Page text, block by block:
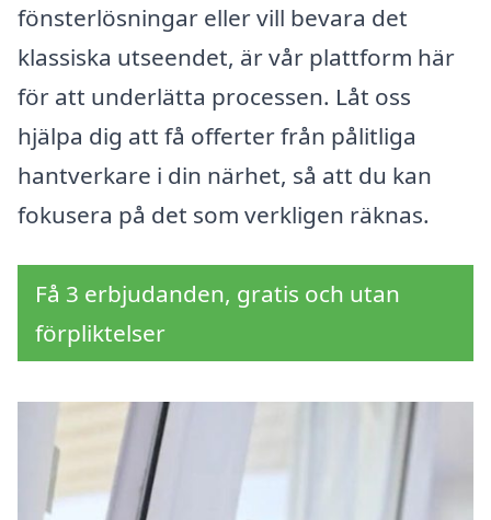
fönsterlösningar eller vill bevara det
klassiska utseendet, är vår plattform här
för att underlätta processen. Låt oss
hjälpa dig att få offerter från pålitliga
hantverkare i din närhet, så att du kan
fokusera på det som verkligen räknas.
Få 3 erbjudanden, gratis och utan
förpliktelser